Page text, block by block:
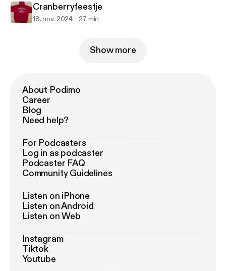
Cranberryfeestje
18. nov. 2024 27 min
Show more
About Podimo
Career
Blog
Need help?
For Podcasters
Log in as podcaster
Podcaster FAQ
Community Guidelines
Listen on iPhone
Listen on Android
Listen on Web
Instagram
Tiktok
Youtube